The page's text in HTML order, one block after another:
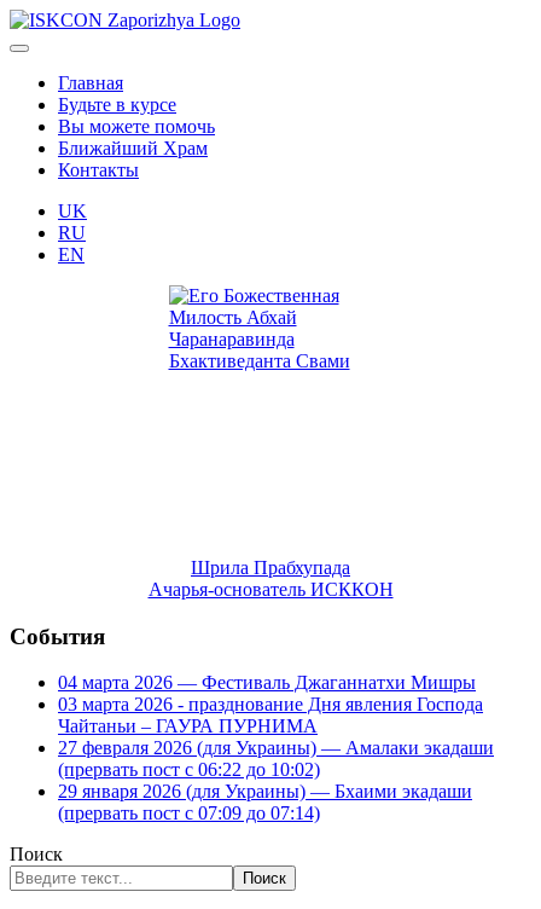
Главная
Будьте в курсе
Вы можете помочь
Ближайший Храм
Контакты
UK
RU
EN
Шрила Прабхупада
Ачарья-основатель ИСККОН
События
04 марта 2026 — Фестиваль Джаганнатхи Мишры
03 марта 2026 - празднование Дня явления Господа
Чайтаньи – ГАУРА ПУРНИМА
27 февраля 2026 (для Украины) — Амалаки экадаши
(прервать пост с 06:22 до 10:02)
29 января 2026 (для Украины) — Бхаими экадаши
(прервать пост с 07:09 до 07:14)
Поиск
Поиск